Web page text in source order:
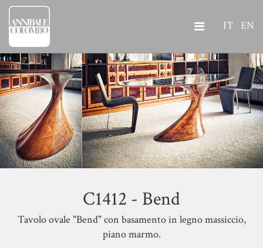
IT EN
C1412 - Bend
Tavolo ovale "Bend" con basamento in legno massiccio,
piano marmo.